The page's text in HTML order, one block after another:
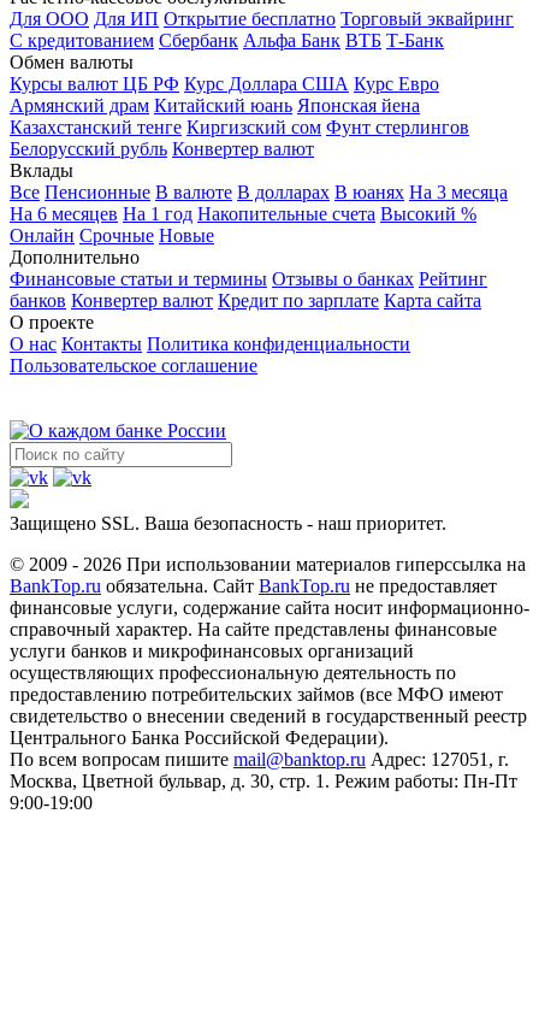
Адрес: г. Клин, улица Чайковского, 60 к1, 1 этаж;
Контакты: 03‒21;пн - пт с 09:00 до 18:00;
16 OZON Банк
Адрес: Онлайн-банк для покупок на OZON.
Виртуальная карта - в любом городе РФ.
Пластиковую карту можно получить в ближайшем
пункте выдачи OZON.;
17 СберБанк
Адрес: пос. Шевляково, посёлок Шевляково, 6, 1
этаж;Контакты: 03‒21;пн с 08:32 до 13:00; с 14:00
до 16:00; вт с 08:30 до 13:00; с 13:30 до 16:00; чт с
08:30 до 13:00; с 13:30 до 16:00; пт с 08:30 до 13:00; с
13:30 до 16:00;
Для ООО Для ИП Открытие бесплатно Торговый эквайринг
С кредитованием Сбербанк Альфа Банк ВТБ Т-Банк
Обмен валюты
Курсы валют ЦБ РФ Курс Доллара США Курс Евро
Армянский драм Китайский юань Японская йена
Казахстанский тенге Киргизский сом Фунт стерлингов
Белорусский рубль Конвертер валют
Вклады
Все Пенсионные В валюте В долларах В юанях На 3 месяца
На 6 месяцев На 1 год Накопительные счета Высокий %
Онлайн Срочные Новые
Дополнительно
Финансовые статьи и термины Отзывы о банках Рейтинг
банков Конвертер валют Кредит по зарплате Карта сайта
О проекте
О нас Контакты Политика конфиденциальности
Пользовательское соглашение
Защищено SSL. Ваша безопасность - наш приоритет.
© 2009 - 2026 При использовании материалов гиперссылка на
BankTop.ru обязательна. Сайт BankTop.ru не предоставляет
финансовые услуги, содержание сайта носит информационно-
справочный характер. На сайте представлены финансовые
услуги банков и микрофинансовых организаций
осуществляющих профессиональную деятельность по
предоставлению потребительских займов (все МФО имеют
свидетельство о внесении сведений в государственный реестр
Центрального Банка Российской Федерации).
По всем вопросам пишите mail@banktop.ru Адрес: 127051, г.
Москва, Цветной бульвар, д. 30, стр. 1. Режим работы: Пн-Пт
9:00-19:00